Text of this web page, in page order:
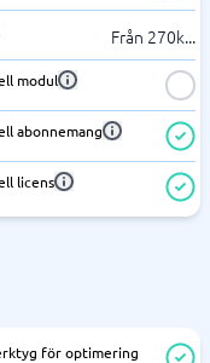
Från 270k...
modul
abonnemang
licens
för optimering